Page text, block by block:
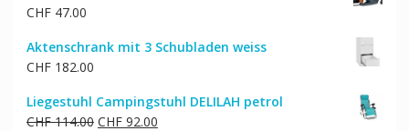
CHF47.00
Aktenschrank mit 3 Schubladen weiss
CHF182.00
Liegestuhl Campingstuhl DELILAH petrol
CHF114.00 Ursprünglicher
CHF92.00Aktueller